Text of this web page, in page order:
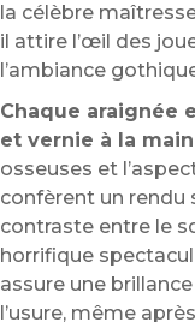
la célèbre
il attire l’œil des
l’ambiance
Chaque araignée
et vernie à la main
osseuses et
confèrent un rendu
contraste entre le
horrifique
assure une
l’usure, même